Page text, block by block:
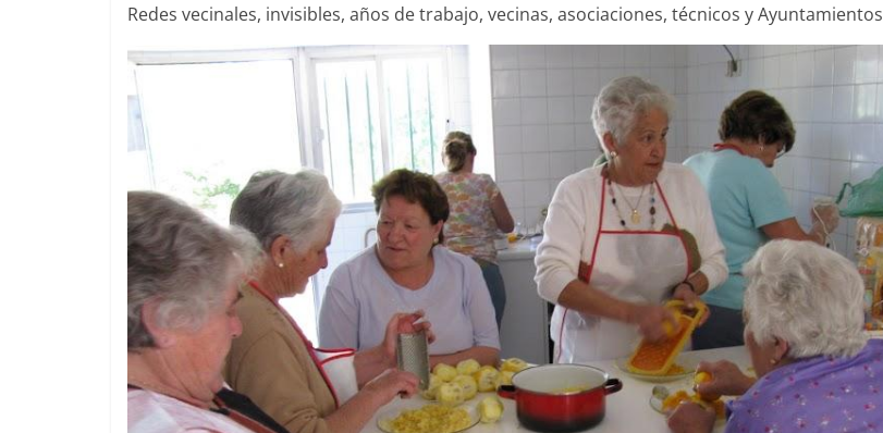
Redes vecinales, invisibles, años de trabajo, vecinas, asociaciones, técnicos y Ayuntamientos